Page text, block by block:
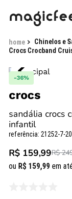
Chinelos e
Crocs Crocband
-36%
crocs
sandália crocs
infantil
referência: 21252-7-
R$ 159,99R$
ou R$ 159,99 em